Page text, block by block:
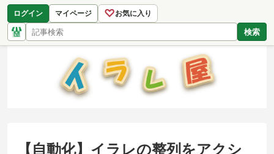
ログイン マイページ ♡お気に入り
検索
【自動化】イラレの整列をアクシ